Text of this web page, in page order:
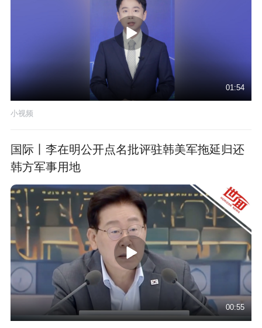
01:54
小视频
国际丨李在明公开点名批评驻韩美军拖延归还
韩方军事用地
00:55